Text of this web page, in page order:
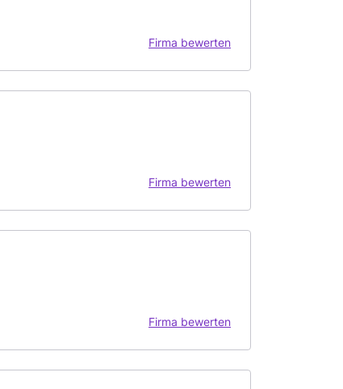
Firma bewerten
Firma bewerten
Firma bewerten